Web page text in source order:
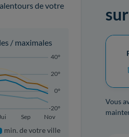
de votre
/ maximales
-20°
0°
20°
40°
Sep Nov
min. de votre ville
Vous